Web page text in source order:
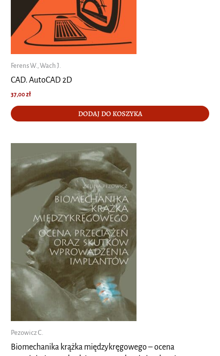
Ferens W., Wach J.
CAD. AutoCAD 2D
37,00zł
DODAJ DO KOSZYKA
Pezowicz C.
Biomechanika krążka międzykręgowego – ocena